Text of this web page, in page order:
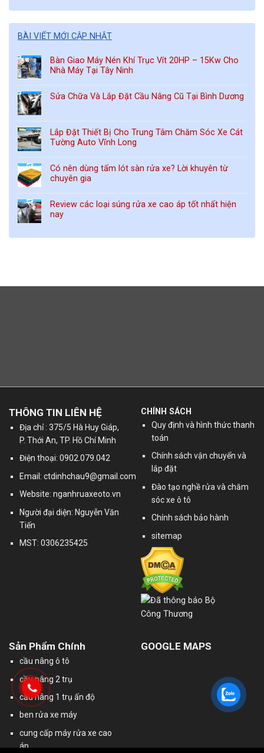
BÀI VIẾT MỚI CẬP NHẬT
Bàn Giao Máy Nén Khí Trục Vít 20HP – 15Kw Cho
Nhà Máy Tại Tây Ninh
Sửa Chữa Và Lắp Đặt Cầu Nâng Cũ Tại Bình Dương
Lắp Đặt Thiết Bị Cho Trung Tâm Chăm Sóc Xe Cát
Tường Auto Vĩnh Long
Có nên dùng tấm lót sàn rửa xe? Lời khuyên từ
chuyên gia
Review các loại súng rửa xe cao áp tốt nhất hiện
nay
THÔNG TIN LIÊN HỆ
Địa chỉ : 375/5 Hà Huy Giáp,
P. Thới An, TP. Hồ Chí Minh
Điện thoại: 0902.079.042
Email:ctdinhchau9@gmail.com
Website: nganhruaxeoto.vn
Người đại diện: Nguyễn Văn
Tiến
MST: 0306235425
CHÍNH SÁCH
Quy định và hình thức thanh
toán
Chính sách vận chuyển và
lắp đặt
Đào tạo nghề rửa và chăm
sóc xe ô tô
Chính sách bảo hành
sitemap
Sản Phẩm Chính
cầu nâng ô tô
cầu nâng 2 trụ
cầu nâng 1 trụ ấn độ
ben rửa xe máy
cung cấp máy rửa xe cao
áp
GOOGLE MAPS